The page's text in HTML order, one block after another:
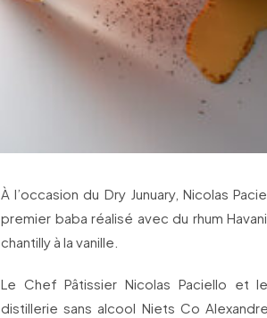
À l’occasion du Dry Junuary, Nicolas
premier baba réalisé avec du rhum
chantilly à la vanille.
Le Chef Pâtissier Nicolas Paciello et
distillerie sans alcool Niets Co